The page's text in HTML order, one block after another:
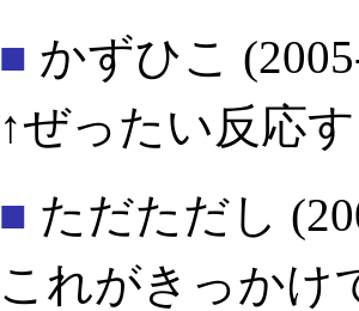
■ かずひこ
↑ぜったい反応
■ ただただし
これがきっかけ